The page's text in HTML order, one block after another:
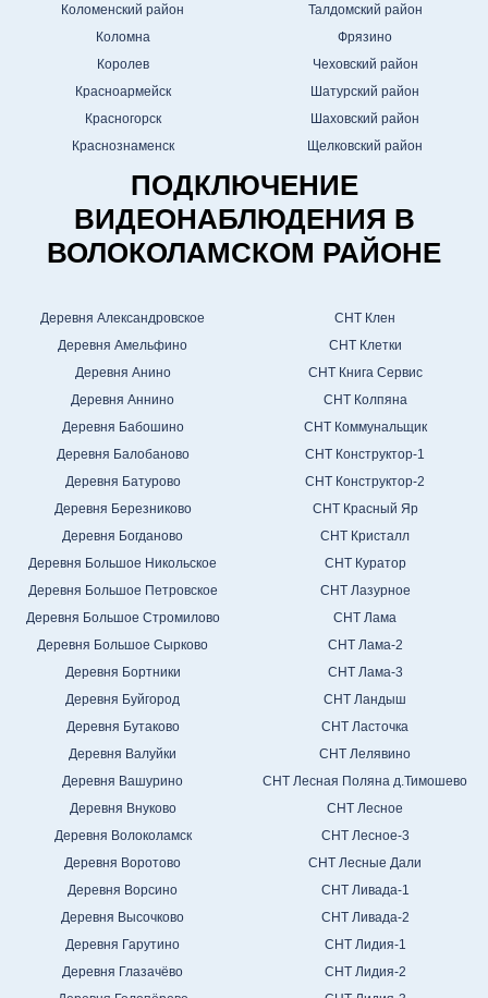
Коломенский район
Коломна
Королев
Красноармейск
Красногорск
Краснознаменск
Талдомский район
Фрязино
Чеховский район
Шатурский район
Шаховский район
Щелковский район
ПОДКЛЮЧЕНИЕ
ВИДЕОНАБЛЮДЕНИЯ В
ВОЛОКОЛАМСКОМ РАЙОНЕ
Деревня Александровское
Деревня Амельфино
Деревня Анино
Деревня Аннино
Деревня Бабошино
Деревня Балобаново
Деревня Батурово
Деревня Березниково
Деревня Богданово
Деревня Большое Никольское
Деревня Большое Петровское
Деревня Большое Стромилово
Деревня Большое Сырково
Деревня Бортники
Деревня Буйгород
Деревня Бутаково
Деревня Валуйки
Деревня Вашурино
Деревня Внуково
Деревня Волоколамск
Деревня Воротово
Деревня Ворсино
Деревня Высочково
Деревня Гарутино
Деревня Глазачёво
СНТ Клен
СНТ Клетки
СНТ Книга Сервис
СНТ Колпяна
СНТ Коммунальщик
СНТ Конструктор-1
СНТ Конструктор-2
СНТ Красный Яр
СНТ Кристалл
СНТ Куратор
СНТ Лазурное
СНТ Лама
СНТ Лама-2
СНТ Лама-3
СНТ Ландыш
СНТ Ласточка
СНТ Лелявино
СНТ Лесная Поляна д.Тимошево
СНТ Лесное
СНТ Лесное-3
СНТ Лесные Дали
СНТ Ливада-1
СНТ Ливада-2
СНТ Лидия-1
СНТ Лидия-2